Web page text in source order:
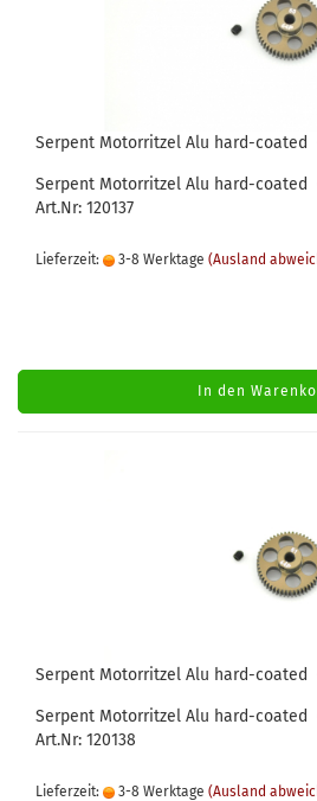
Serpent Motorritzel Alu hard-coated
Serpent Motorritzel Alu hard-coated
Art.Nr: 120137
Lieferzeit: 3-8 Werktage (Ausland
In den
Serpent Motorritzel Alu hard-coated
Serpent Motorritzel Alu hard-coated
Art.Nr: 120138
Lieferzeit: 3-8 Werktage (Ausland